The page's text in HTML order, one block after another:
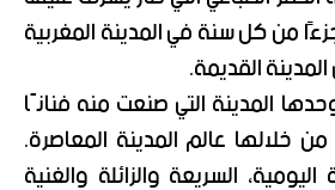
من كل سنة في المدينة المغربية
القديمة.
المدينة التي صنعت منه فنانًا
خلالها عالم المدينة المعاصرة.
السريعة والزائلة والغنية